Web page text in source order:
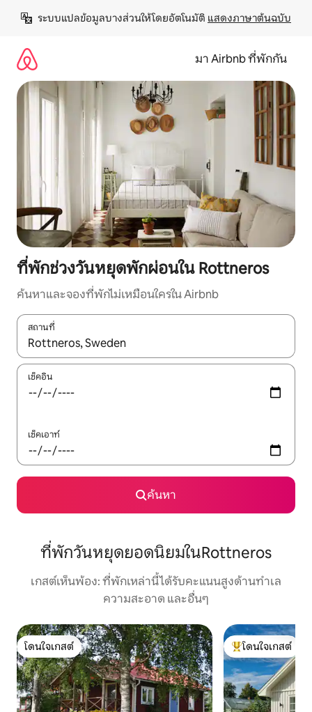
เนื้อหา
ระบบแปลข้อมูลบางส่วนให้โดยอัตโนมัติ แสดงภาษาต้นฉบับ
มา Airbnb ที่พักกัน
ที่พักช่วงวันหยุดพักผ่อนใน Rottneros
ค้นหาและจองที่พักไม่เหมือนใครใน Airbnb
สถานที่
ใช้ลูกศรขึ้นลง หรือใช้การสัมผัสหรือปัด เพื่อสำรวจผลการค้นหา
เช็คอิน
เช็คเอาท์
ค้นหา
ที่พักวันหยุดยอดนิยมในRottneros
เกสต์เห็นพ้อง: ที่พักเหล่านี้ได้รับคะแนนสูงด้านทำเล
ความสะอาด และอื่นๆ
โดนใจเกสต์
โดนใจเกสต์
โดนใจเกสต์ที่สุด
โดนใจเกสต์